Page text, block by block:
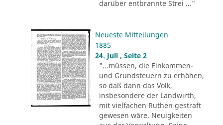
darüber entbrannte Strei ..."
Neueste Mitteilungen
1885
24. Juli , Seite 2
"...müssen, die Einkommen-
und Grundsteuern zu erhöhen,
so daß dann das Volk,
insbesondere der Landwirth,
mit vielfachen Ruthen gestraft
gewesen wäre. Neuigkeiten